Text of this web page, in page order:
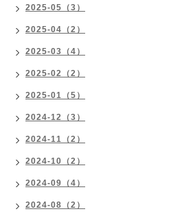
2025-05（3）
2025-04（2）
2025-03（4）
2025-02（2）
2025-01（5）
2024-12（3）
2024-11（2）
2024-10（2）
2024-09（4）
2024-08（2）